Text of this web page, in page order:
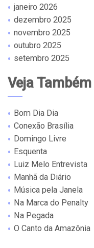
janeiro 2026
dezembro 2025
novembro 2025
outubro 2025
setembro 2025
Veja Também
Bom Dia Dia
Conexão Brasília
Domingo Livre
Esquenta
Luiz Melo Entrevista
Manhã da Diário
Música pela Janela
Na Marca do Penalty
Na Pegada
O Canto da Amazônia